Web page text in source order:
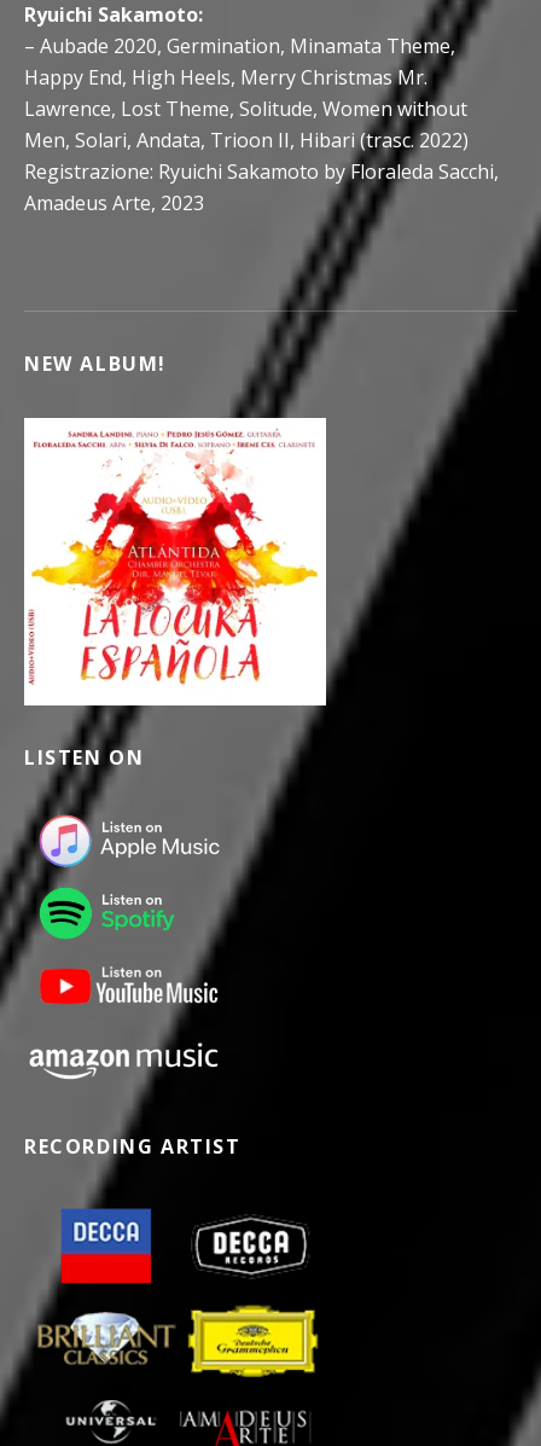
Ryuichi Sakamoto:
– Aubade 2020, Germination, Minamata Theme,
Happy End, High Heels, Merry Christmas Mr.
Lawrence, Lost Theme, Solitude, Women without
Men, Solari, Andata, Trioon II, Hibari (trasc. 2022)
Registrazione: Ryuichi Sakamoto by Floraleda Sacchi,
Amadeus Arte, 2023
NEW ALBUM!
LISTEN ON
RECORDING ARTIST